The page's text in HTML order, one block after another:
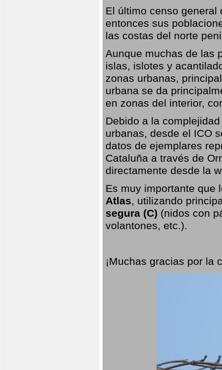
El último censo
entonces sus
las costas del norte
Aunque muchas de las
islas, islotes y
zonas urbanas,
urbana se da
en zonas del interior,
Debido a la
urbanas, desde el ICO
datos de ejemplares
Cataluña a través de
directamente desde la
Es muy importante que
Atlas, utilizando
segura (C) (nidos con
volantones, etc.).
¡Muchas gracias por la